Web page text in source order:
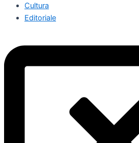
Cultura
Editoriale